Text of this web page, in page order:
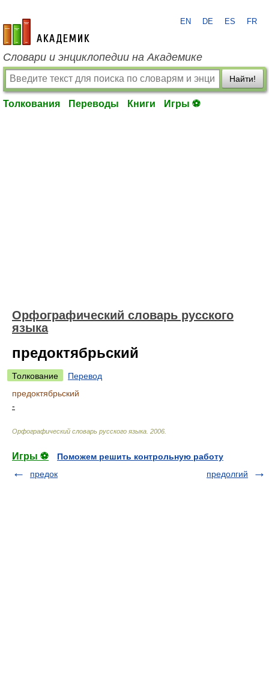
academic.ru
EN DE ES FR
Словари и энциклопедии на Академике
Найти!
Толкования Переводы Книги Игры ⚽
Орфографический словарь русского
языка
предоктябрьский
Толкование
Перевод
предоктябрьский
-
Орфографический словарь русского языка 2006
Игры ⚽
Поможем решить контрольную работу
предок
предолгий